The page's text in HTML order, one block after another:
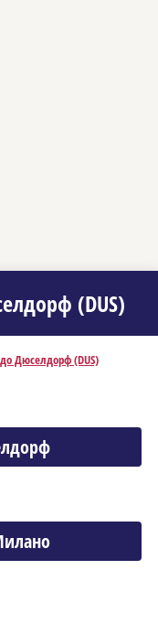
(DUS)
Дюселдорф (DUS)